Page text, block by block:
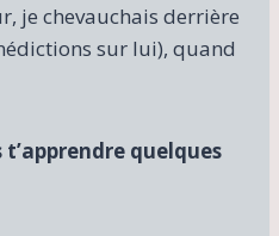
je chevauchais derrière
sur lui), quand
quelques